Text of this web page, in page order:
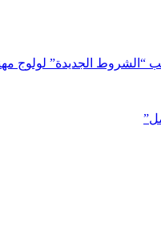
الجديدة” لولوج